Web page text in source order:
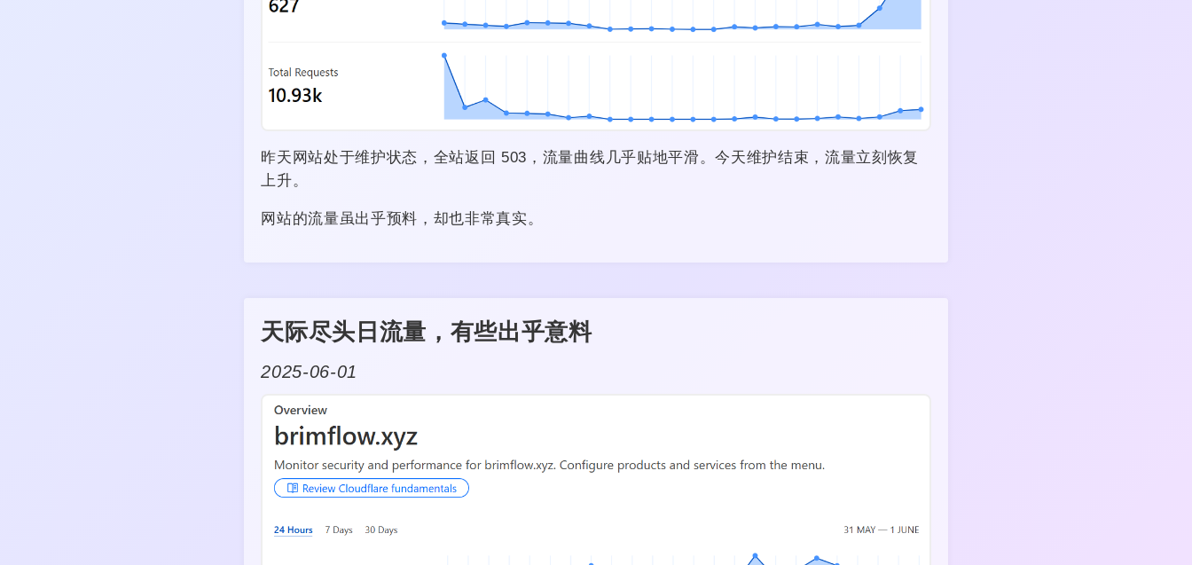
昨天网站处于维护状态，全站返回 503，流量曲线几乎贴地平滑。今天维护结束，流量立刻恢复
上升。
网站的流量虽出乎预料，却也非常真实。
天际尽头日流量，有些出乎意料
2025-06-01